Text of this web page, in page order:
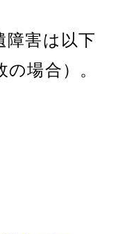
障害は以下
場合）。